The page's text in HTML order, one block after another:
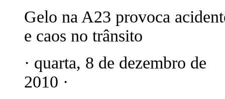
Gelo na A23 provoca
e caos no trânsito
· quarta, 8 de dezembro de
2010 ·